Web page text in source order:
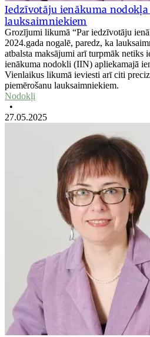
Iedzīvotāju ienākuma
lauksaimniekiem
Grozījumi likumā “Par iedzīvotāju
2024.gada nogalē, paredz, ka
atbalsta maksājumi arī turpmāk netiks
ienākuma nodokli (IIN) apliekamajā
Vienlaikus likumā ieviesti arī citi
piemērošanu lauksaimniekiem.
Nodokļi
•
27.05.2025